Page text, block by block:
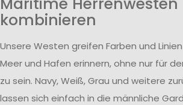
kombinieren
Unsere Westen greifen Farben und
Meer und Hafen erinnern, ohne nur für
zu sein. Navy, Weiß, Grau und weitere
lassen sich einfach in die männliche